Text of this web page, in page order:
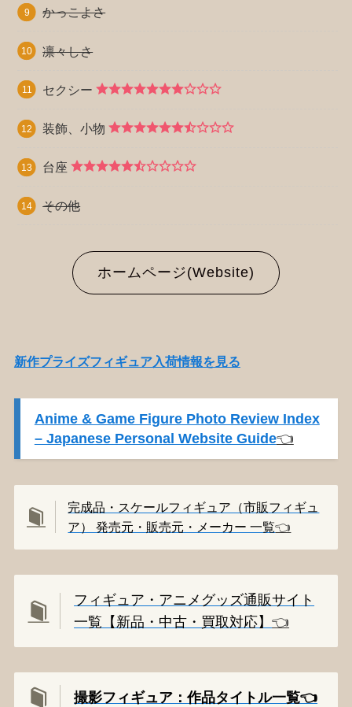
かっこよさ
凛々しさ
セクシー
装飾、小物
台座
その他
ホームページ(Website)
新作プライズフィギュア入荷情報を見る
Anime & Game Figure Photo Review Index
– Japanese Personal Website Guide👈️
完成品・スケールフィギュア（市販フィギュ
ア） 発売元・販売元・メーカー 一覧👈️
フィギュア・アニメグッズ通販サイト
一覧【新品・中古・買取対応】👈️
撮影フィギュア：作品タイトル一覧👈️